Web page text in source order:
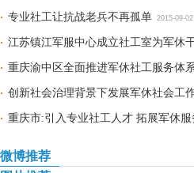
专业社工让抗战老兵不再孤单 2015-09-02
江苏镇江军服中心成立社工室为军休
重庆渝中区全面推进军休社工服务体
创新社会治理背景下发展军休社会工
重庆市:引入专业社工人才 拓展军休
微博推荐